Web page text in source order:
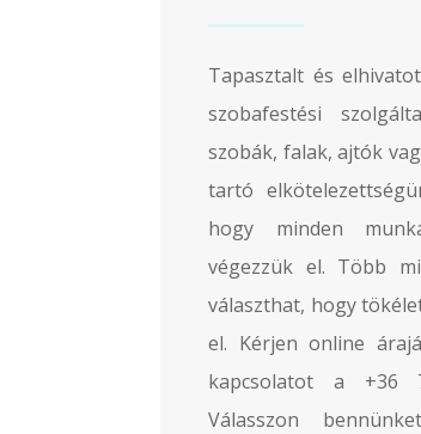
Tapasztalt és
szobafestési
szobák, falak, ajtók
tartó
hogy minden
végezzük el. Több
választhat, hogy
el. Kérjen online
kapcsolatot a +36
Válasszon